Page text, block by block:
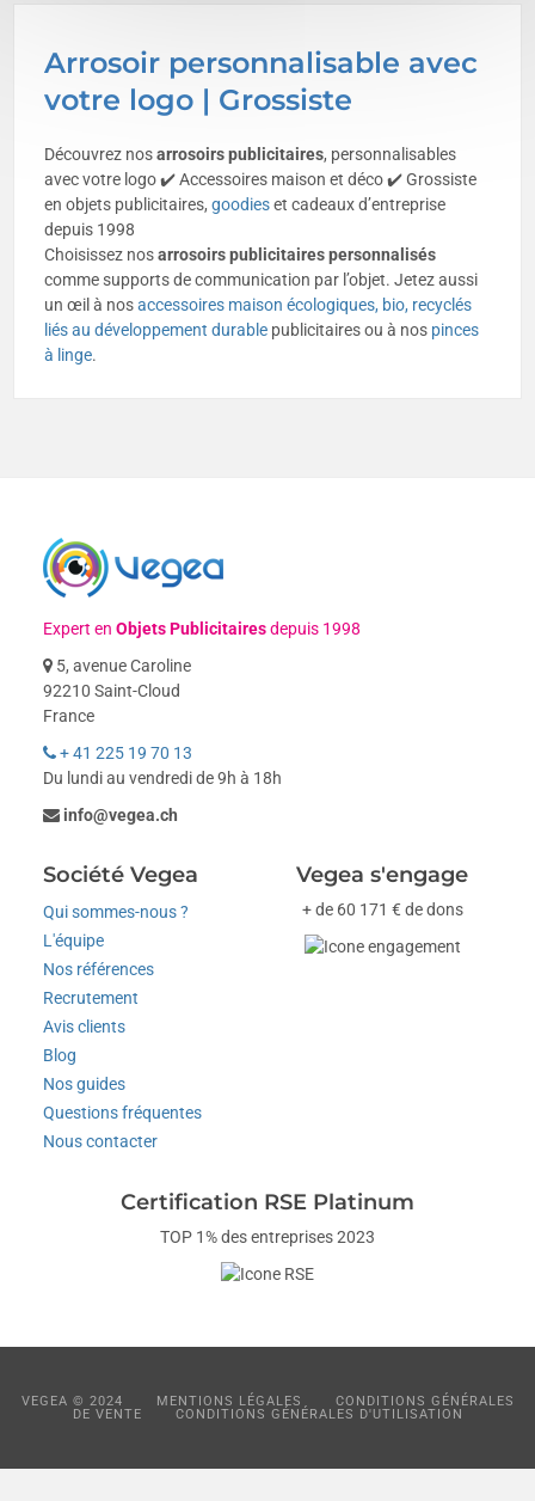
Arrosoir personnalisable avec
votre logo | Grossiste
Découvrez nosarrosoirs publicitaires, personnalisables
avec votre logo ✔️ Accessoires maison et déco ✔️ Grossiste
en objets publicitaires,goodieset cadeaux d’entreprise
depuis 1998
Choisissez nosarrosoirs publicitaires personnalisés
comme supports de communication par l’objet. Jetez aussi
un œil à nosaccessoires maison écologiques, bio, recyclés
liés au développement durable publicitaires ou à nos pinces
à linge.
Expert enObjets Publicitairesdepuis 1998
5, avenue Caroline
92210 Saint-Cloud
France
+ 41 225 19 70 13
Du lundi au vendredi de 9h à 18h
info@vegea.ch
Société Vegea
Qui sommes-nous ?
L'équipe
Nos références
Recrutement
Avis clients
Blog
Nos guides
Questions fréquentes
Nous contacter
Vegea s'engage
+ de 60 171 € de dons
Certification RSE Platinum
TOP 1% des entreprises 2023
VEGEA © 2024 MENTIONS LÉGALES
CONDITIONS GÉNÉRALES
DE VENTE
CONDITIONS GÉNÉRALES D'UTILISATION